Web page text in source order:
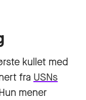
kullet med
fra USNs
mener